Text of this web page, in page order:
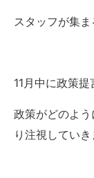
スタッフが集ま
11月中に政策
政策がどのよ
り注視していき